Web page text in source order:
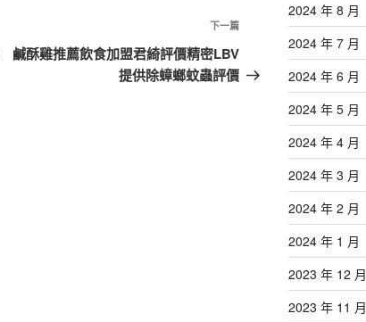
下
一
篇
下一篇
鹹酥雞推薦飲食加盟君綺評價精密LBV
提供除蟑螂蚊蟲評價
2024 年 8 月
2024 年 7 月
2024 年 6 月
2024 年 5 月
2024 年 4 月
2024 年 3 月
2024 年 2 月
2024 年 1 月
2023 年 12 月
2023 年 11 月